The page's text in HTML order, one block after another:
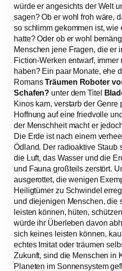
würde er angesichts der Welt
sagen? Ob er wohl froh wäre,
so schlimm gekommen ist, wie
hatte? Oder ob er wohl
Menschen jene Fragen, die er
Fiction-Werken entwarf,
haben? Ein paar Monate, ehe
RomansTräumen Roboter
Schafen? unter dem Titel
Kinos kam, verstarb der Genre
Hoffnung auf eine friedvolle
der Menschheit macht er
Die Erde ist nach einem
Ödland. Der radioaktive Staub
die Luft, das Wasser und die
und Fauna großteils zerstört.
ausgerottet, die wenigen
Heiligtümer zu Schwindel
und diejenigen Menschen, die
leisten können, hüten,
würde ihr Überleben davon
sich keines leisten können,
echtes Imitat oder träumen
Zukunft, sind die Menschen in
Planeten im Sonnensystem